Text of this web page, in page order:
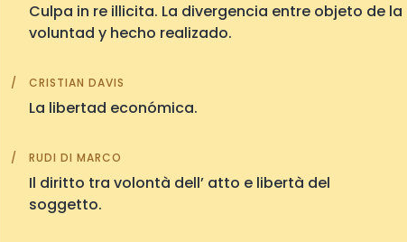
Culpa in re illicita. La divergencia entre objeto de la
voluntad y hecho realizado.
CRISTIAN DAVIS
La libertad económica.
RUDI DI MARCO
Il diritto tra volontà dell’ atto e libertà del
soggetto.